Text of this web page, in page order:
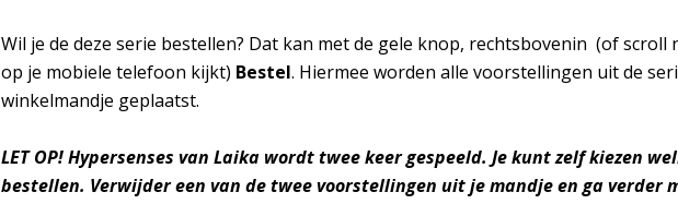
Wil je de deze serie bestellen? Dat kan met de gele knop, rechtsbovenin (of scroll
op je mobiele telefoon kijkt) Bestel. Hiermee worden alle voorstellingen uit de
winkelmandje geplaatst.
LET OP! Hypersenses van Laika wordt twee keer gespeeld. Je kunt zelf kiezen
bestellen. Verwijder een van de twee voorstellingen uit je mandje en ga verder